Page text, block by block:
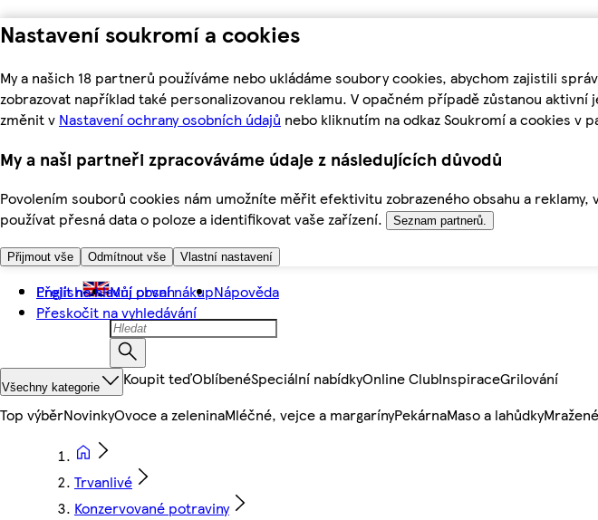
Nastavení soukromí a cookies
My a našich 18 partnerů používáme nebo ukládáme soubory cookies, abychom zajistili
zobrazovat například také personalizovanou reklamu. V opačném případě zůstanou
změnit v Nastavení ochrany osobních údajů nebo kliknutím na odkaz Soukromí a cookies v
My a naši partneři zpracováváme údaje z následujících důvodů
Povolením souborů cookies nám umožníte měřit efektivitu zobrazeného obsahu a
používat přesná data o poloze a identifikovat vaše zařízení.
Seznam partnerů.
Přijmout vše Odmítnout vše Vlastní nastavení
Přejít na hlavní obsah
Přeskočit na vyhledávání
English Můj první nákupNápověda
Všechny kategorie Koupit teďOblíbenéSpeciální nabídkyOnline ClubInspiraceGrilování
Top výběrNovinkyOvoce a zeleninaMléčné, vejce a margarínyPekárnaMaso a lahůdkyMražené
Trvanlivé
Konzervované potraviny